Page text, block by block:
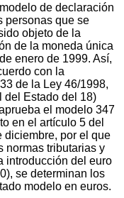
de declaración
personas que se
objeto de la
de la moneda única
enero de 1999. Así,
con la
de la Ley 46/1998,
del Estado del 18)
el modelo 347
en el artículo 5 del
diciembre, por el que
normas tributarias y
introducción del euro
se determinan los
modelo en euros.